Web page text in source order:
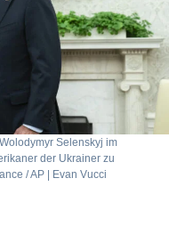
Selenskyj im
der Ukrainer zu
/ AP | Evan Vucci